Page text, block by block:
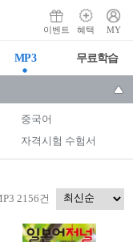
이벤트 혜택 MY
MP3 무료학습
중국어
자격시험 수험서
2156건